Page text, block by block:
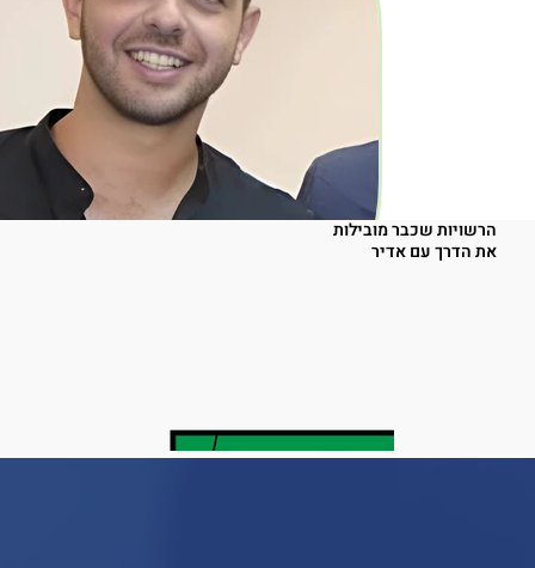
יונתן טסה
הרשויות שכבר מובילות
את הדרך עם אדיר